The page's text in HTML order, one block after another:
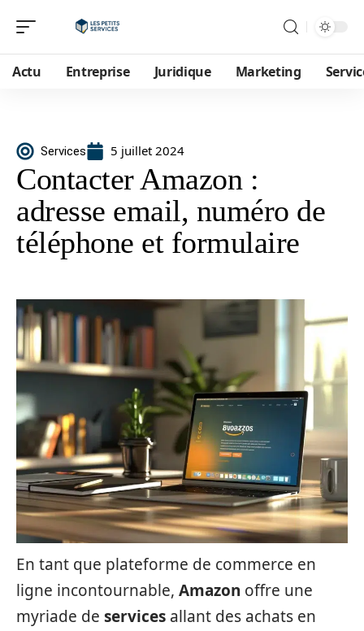
Actu Entreprise Juridique Marketing
Services 5 juillet 2024
Contacter Amazon :
adresse email, numéro de
téléphone et formulaire
En tant que plateforme de commerce en
ligne incontournable, Amazon offre une
myriade de services allant des achats en